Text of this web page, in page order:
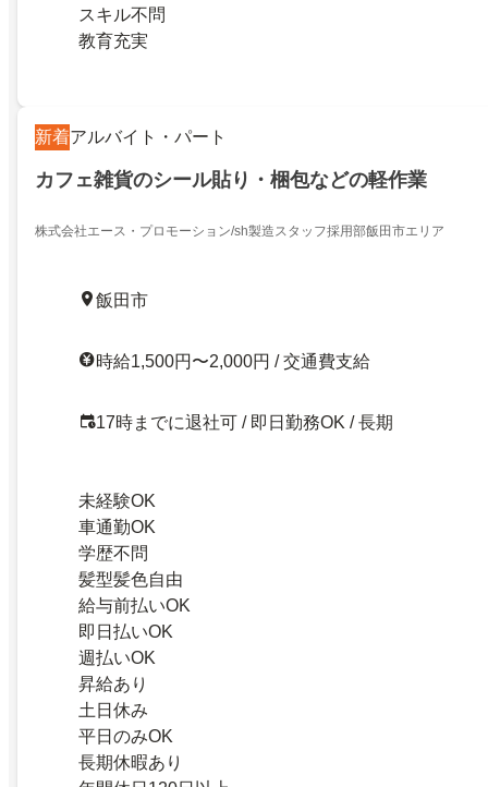
スキル不問
教育充実
新着アルバイト・パート
カフェ雑貨のシール貼り・梱包などの軽作業
株式会社エース・プロモーション/sh製造スタッフ採用部飯田市エリア
飯田市
時給1,500円〜2,000円 / 交通費支給
17時までに退社可 / 即日勤務OK / 長期
未経験OK
車通勤OK
学歴不問
髪型髪色自由
給与前払いOK
即日払いOK
週払いOK
昇給あり
土日休み
平日のみOK
長期休暇あり